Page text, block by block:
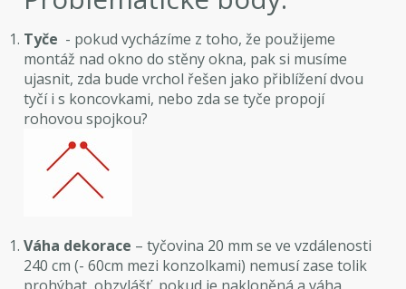
Tyče - pokud vycházíme z toho, že použijeme
montáž nad okno do stěny okna, pak si musíme
ujasnit, zda bude vrchol řešen jako přiblížení dvou
tyčí i s koncovkami, nebo zda se tyče propojí
rohovou spojkou?
Váha dekorace – tyčovina 20 mm se ve vzdálenosti
240 cm (- 60cm mezi konzolkami) nemusí zase tolik